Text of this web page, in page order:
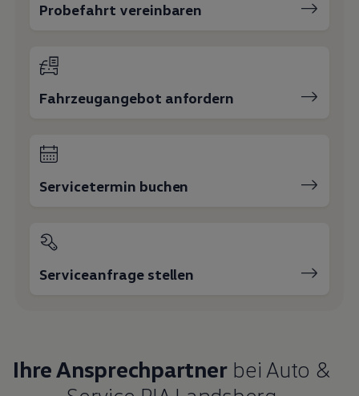
Probefahrt vereinbaren
Fahrzeugangebot anfordern
Servicetermin buchen
Serviceanfrage stellen
Ihre Ansprechpartnerbei Auto &